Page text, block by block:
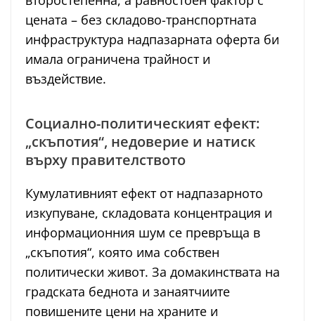
цената – без складово-транспортната
инфраструктура надпазарната оферта би
имала ограничена трайност и
въздействие.
Социално-политическият ефект:
„скъпотия“, недоверие и натиск
върху правителството
Кумулативният ефект от надпазарното
изкупуване, складовата концентрация и
информационния шум се превръща в
„скъпотия“, която има собствен
политически живот. За домакинствата на
градската беднота и занаятчиите
повишените цени на храните и